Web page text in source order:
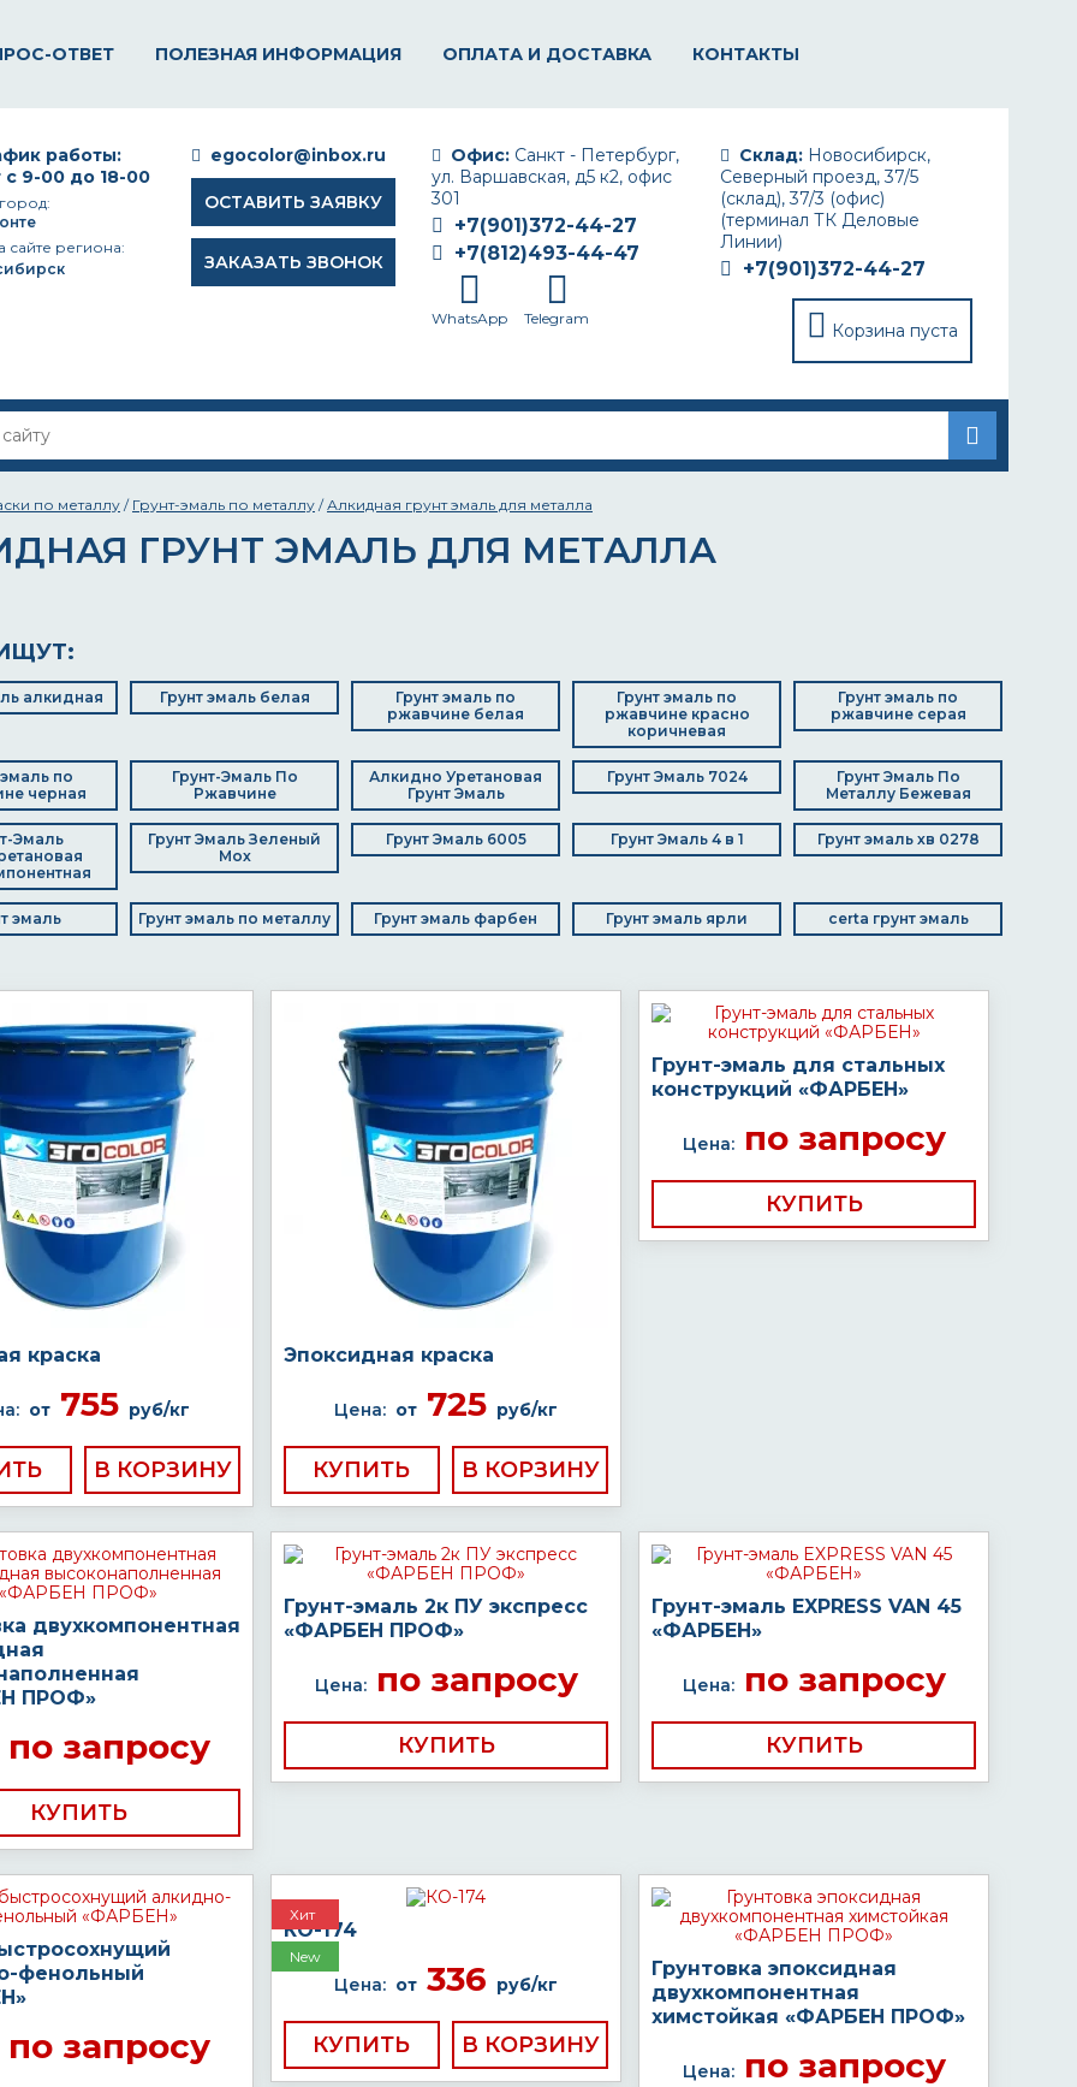
ОТВЕТ ПОЛЕЗНАЯ ИНФОРМАЦИЯ ОПЛАТА И ДОСТАВКА КОНТАКТЫ
Склад: Новосибирск,
Северный проезд, 37/5
(склад), 37/3 (офис)
(терминал ТК Деловые
Линии)
+7(901)372-44-27
Корзина пуста
Офис: Санкт - Петербург,
ул. Варшавская, д5 к2, офис
301
+7(901)372-44-27
+7(812)493-44-47
WhatsApp Telegram
egocolor@inbox.ru
ОСТАВИТЬ ЗАЯВКУ
ЗАКАЗАТЬ ЗВОНОК
работы:
с 9-00 до 18-00
сайте региона:
по металлу / Грунт-эмаль по металлу /Алкидная грунт эмаль для металла
ГРУНТ ЭМАЛЬ ДЛЯ МЕТАЛЛА
алкидная Грунт эмаль белая
Грунт эмаль по
ржавчине белая
Грунт эмаль по
ржавчине красно
коричневая
Грунт эмаль по
ржавчине серая
эмаль по
черная
Грунт-Эмаль По
Ржавчине
Алкидно Уретановая
Грунт Эмаль
Грунт Эмаль 7024
Грунт Эмаль По
Металлу Бежевая
Эмаль
Грунт Эмаль Зеленый
Мох
Грунт Эмаль 6005 Грунт Эмаль 4 в 1 Грунт эмаль хв 0278
эмаль Грунт эмаль по металлу Грунт эмаль фарбен Грунт эмаль ярли certa грунт эмаль
краска
от755 руб/кг
Эпоксидная краска
Цена: от 725 руб/кг
КУПИТЬ
Грунт-эмаль для стальных
конструкций «ФАРБЕН»
Цена:по запросу
КУПИТЬ
двухкомпонентная
ПРОФ»
запросу
КУПИТЬ
Грунт-эмаль 2к ПУ экспресс
«ФАРБЕН ПРОФ»
Цена:по запросу
КУПИТЬ
Грунт-эмаль EXPRESS VAN 45
«ФАРБЕН»
Цена:по запросу
КУПИТЬ
фенольный
запросу
Хит
New
КО-174
Цена: от 336 руб/кг
КУПИТЬ
Грунтовка эпоксидная
двухкомпонентная
химстойкая «ФАРБЕН ПРОФ»
Цена:по запросу